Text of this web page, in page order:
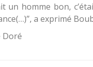
un homme bon,
a exprimé
Doré